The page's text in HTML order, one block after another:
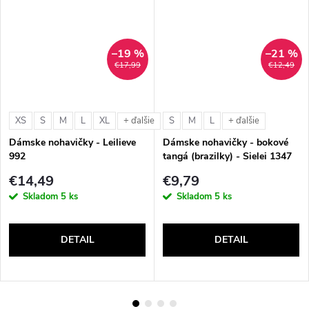
€17,99
–19 %
XS S M L XL + ďalšie
Dámske nohavičky - Leilieve
992
€14,49
Skladom 5 ks
DETAIL
€12,49
–21 %
S M L + ďalšie
Dámske nohavičky - bokové
tangá (brazilky) - Sielei 1347
€9,79
Skladom 5 ks
DETAIL